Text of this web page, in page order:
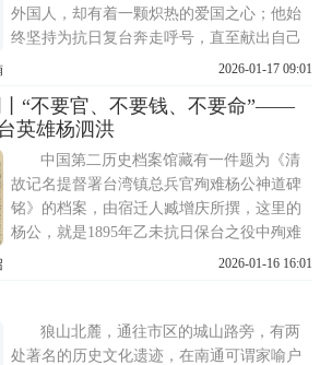
外国人，却有着一颗炽热的爱国之心；他始
终坚持为抗日复台奔走呼号，直至献出自己
的宝贵生命。他就是追随孙中山先生致力于
抗日志士——罗福星。罗福星加入中国同盟
会 投身革命事业罗福星（1886—1914），字
东亚，号国权，祖
2026-01-17 09:01
丨“不要官、不要钱、不要命”——
英雄杨泗洪
中国第二历史档案馆藏有一件题为《清
故记名提督署台湾镇总兵官殉难杨公神道碑
铭》的档案，由宿迁人臧增庆所撰，这里的
杨公，就是1895年乙未抗日保台之役中殉难
的台湾镇总兵杨泗洪。一直以来，有关其事
迹。臧增庆撰写的《清故记名提督署台湾镇
总兵官殉难杨公神道碑铭》
2026-01-16 16:01
狼山北麓，通往市区的城山路旁，有两
处著名的历史文化遗迹，在南通可谓家喻户